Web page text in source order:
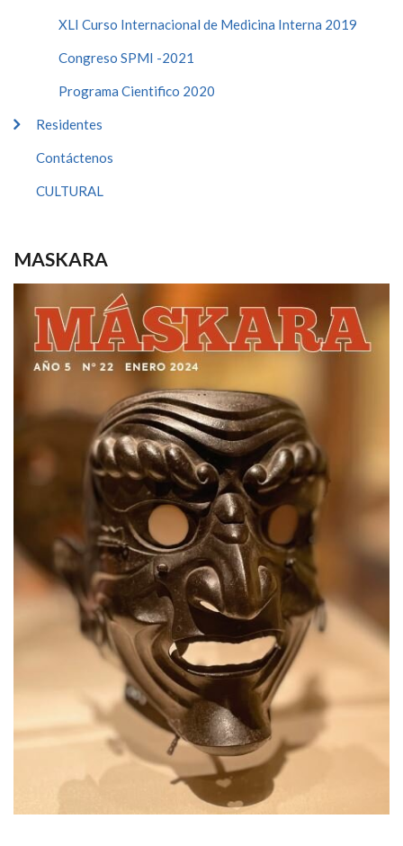
XLI Curso Internacional de Medicina Interna 2019
Congreso SPMI -2021
Programa Cientifico 2020
Residentes
Contáctenos
CULTURAL
MASKARA